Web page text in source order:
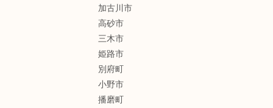
加古川市
高砂市
三木市
姫路市
別府町
小野市
播磨町